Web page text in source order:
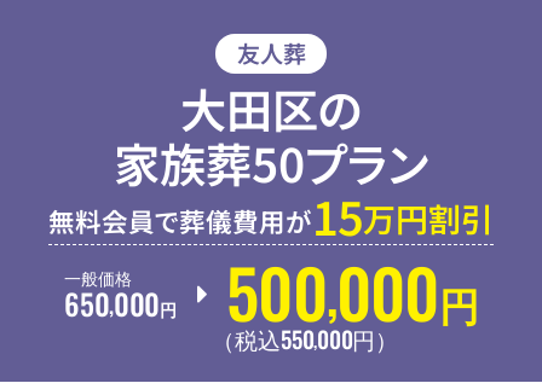
友人葬
大田区の
家族葬50プラン
無料会員で葬儀費用が15万円割引
一般価格
650,000 円 500,000 円
（税込550,000円 ）